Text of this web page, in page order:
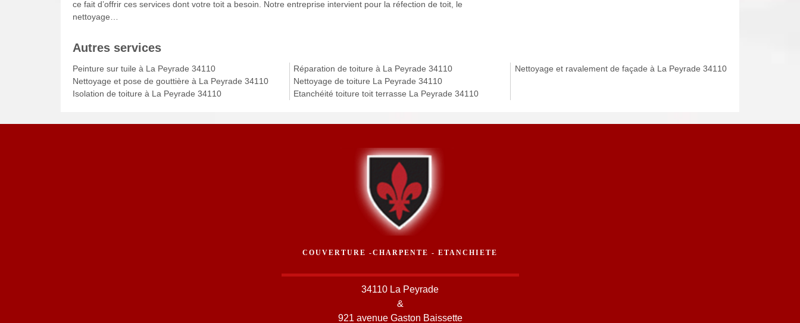
ce fait d’offrir ces services dont votre toit a besoin. Notre entreprise intervient pour la réfection de toit, le
nettoyage…
Autres services
Peinture sur tuile à La Peyrade 34110
Nettoyage et pose de gouttière à La Peyrade 34110
Isolation de toiture à La Peyrade 34110
Réparation de toiture à La Peyrade 34110
Nettoyage de toiture La Peyrade 34110
Etanchéité toiture toit terrasse La Peyrade 34110
Nettoyage et ravalement de façade à La Peyrade 34110
COUVERTURE -CHARPENTE - ETANCHIETE
34110 La Peyrade
&
921 avenue Gaston Baissette